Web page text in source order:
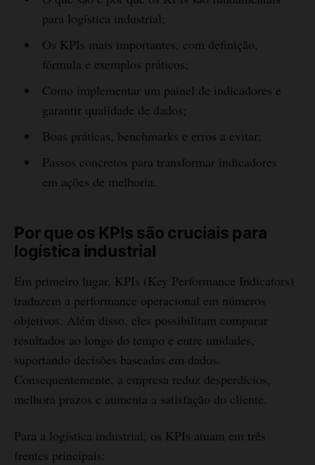
para logística industrial;
Os KPIs mais importantes, com definição,
fórmula e exemplos práticos;
Como implementar um painel de indicadores e
garantir qualidade de dados;
Boas práticas, benchmarks e erros a evitar;
Passos concretos para transformar indicadores
em ações de melhoria.
Por que os KPIs são cruciais para
logística industrial
Em primeiro lugar, KPIs (Key Performance Indicators)
traduzem a performance operacional em números
objetivos. Além disso, eles possibilitam comparar
resultados ao longo do tempo e entre unidades,
suportando decisões baseadas em dados.
Consequentemente, a empresa reduz desperdícios,
melhora prazos e aumenta a satisfação do cliente.
Para a logística industrial, os KPIs atuam em três
frentes principais: